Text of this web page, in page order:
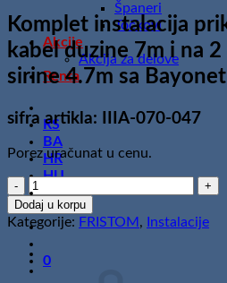
Španeri
Točkovi
Akcije
Akcija za delove
Renta
RS
BA
HR
HU
0
Komplet instalacija
kabel duzine 7m i na 2
sirine 4.7m sa
sifra artikla: IIIA-070-047
Porez uračunat u cenu.
Komplet
instalacija
priključak
količina
Dodaj u korpu
Kategorije: FRISTOM , Instalacije